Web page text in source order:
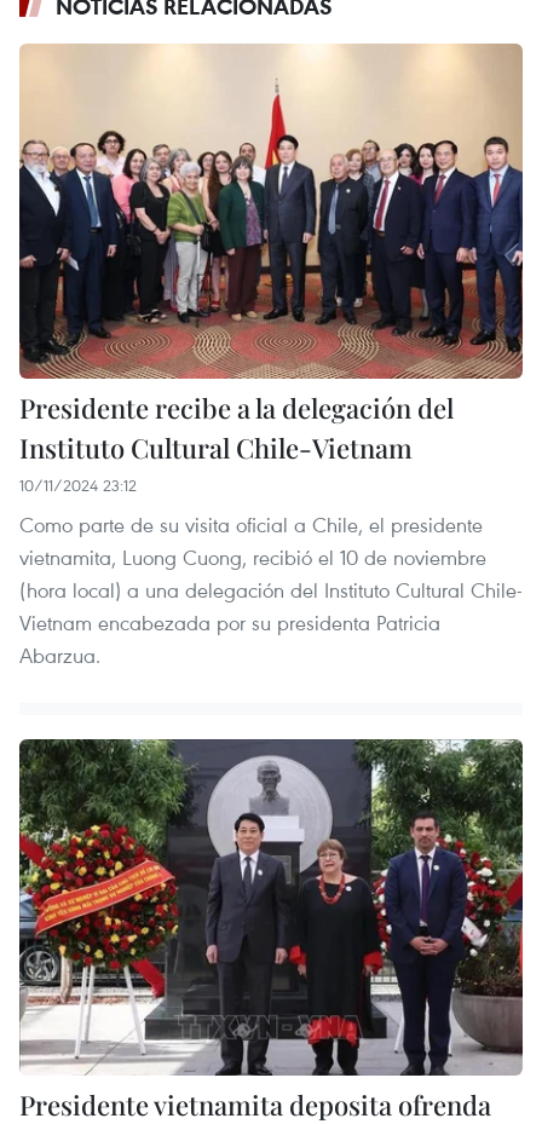
NOTICIAS RELACIONADAS
Presidente recibe a la delegación del
Instituto Cultural Chile-Vietnam
10/11/2024 23:12
Como parte de su visita oficial a Chile, el presidente
vietnamita, Luong Cuong, recibió el 10 de noviembre
(hora local) a una delegación del Instituto Cultural Chile-
Vietnam encabezada por su presidenta Patricia
Abarzua.
Presidente vietnamita deposita ofrenda